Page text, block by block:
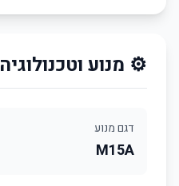
⚙️ מנוע וטכנולוגיה
דגם מנוע
M15A